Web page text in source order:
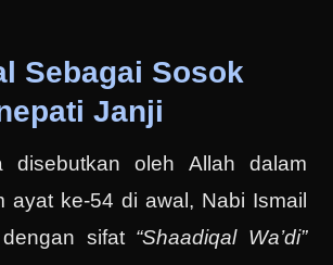
Sebagai Sosok
Janji
disebutkan oleh Allah dalam
ayat ke-54 di awal, Nabi Ismail
sifat “Shaadiqal Wa’di”